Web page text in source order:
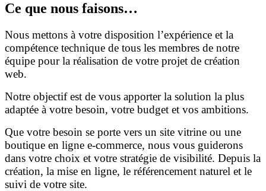
Ce que nous faisons…
Nous mettons à votre disposition l’expérience et la
compétence technique de tous les membres de notre
équipe pour la réalisation de votre projet de création
web.
Notre objectif est de vous apporter la solution la plus
adaptée à votre besoin, votre budget et vos ambitions.
Que votre besoin se porte vers un site vitrine ou une
boutique en ligne e-commerce, nous vous guiderons
dans votre choix et votre stratégie de visibilité. Depuis la
création, la mise en ligne, le référencement naturel et le
suivi de votre site.